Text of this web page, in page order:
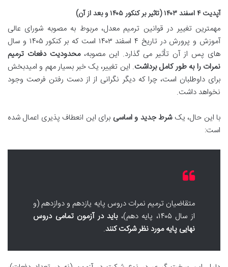
آپدیت ۴ اسفند ۱۴۰۳ (تاثیر بر کنکور ۱۴۰۵ و بعد از آن)
مهمترین تغییر در قوانین ترمیم معدل، مربوط به مصوبه شورای عالی
آموزش و پرورش در تاریخ ۴ اسفند ۱۴۰۳ است که بر کنکور ۱۴۰۵ و سال
های پس از آن تأثیر می گذارد. این مصوبه،محدودیت دفعات ترمیم
نمرات را به طور کامل برداشت. این تغییر، یک خبر بسیار مهم و امیدبخش
برای داوطلبان است، چرا که دیگر نگرانی از از دست رفتن فرصت وجود
نخواهد داشت.
با این حال، یکشرط جدید و اساسی برای این انعطاف پذیری اعمال شده
است:
متقاضیان ترمیم نمرات دروس پایه یازدهم و دوازدهم (و
از سال ۱۴۰۵، پایه دهم)،
باید در آزمون تمامی دروس
نهایی پایه مورد نظر شرکت کنند.